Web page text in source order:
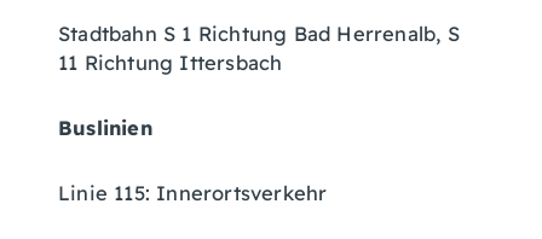
Stadtbahn S 1 Richtung Bad Herrenalb, S
11 Richtung Ittersbach
Buslinien
Linie 115: Innerortsverkehr